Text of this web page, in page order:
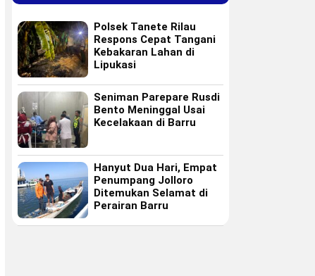
Polsek Tanete Rilau
Respons Cepat Tangani
Kebakaran Lahan di
Lipukasi
Seniman Parepare Rusdi
Bento Meninggal Usai
Kecelakaan di Barru
Hanyut Dua Hari, Empat
Penumpang Jolloro
Ditemukan Selamat di
Perairan Barru